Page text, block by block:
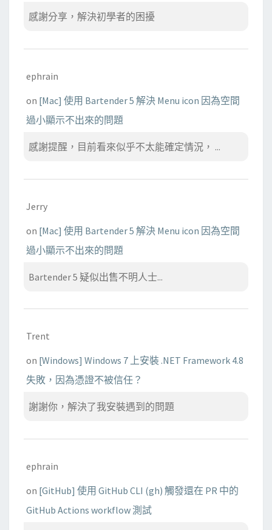
感謝分享，解決初學者的困擾
ephrain
on [Mac] 使用 Bartender 5 解決 Menu icon 因為空間
過小顯示不出來的問題
感謝提醒，目前看來似乎不太能確定情況， ...
Jerry
on [Mac] 使用 Bartender 5 解決 Menu icon 因為空間
過小顯示不出來的問題
Bartender 5 疑似出售不明人士...
Trent
on [Windows] Windows 7 上安裝 .NET Framework 4.8
失敗，因為憑證不被信任？
謝謝你，解決了我安裝遇到的問題
ephrain
on [GitHub] 使用 GitHub CLI (gh) 觸發還在 PR 中的
GitHub Actions workflow 測試